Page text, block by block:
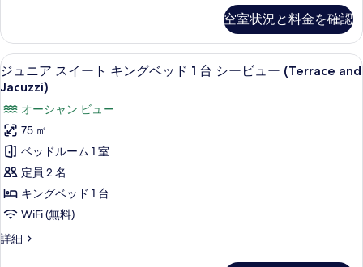
ル
コ
ニ
ー
シ
ー
ビ
ュ
ー
の
す
ム
ル
ー
ム
ル
コ
ニ
ー
シ
ビ
ュ
の
空室状況と料金を確認
ジ
ュ
ニ
ア
ス
イ
ー
ト
キ
7
ジュニア スイート キングベッド 1 台 シービュー (Terrace and
Jacuzzi)
オーシャン ビュー
75 ㎡
ベッドルーム 1 室
定員 2 名
キングベッド 1 台
WiFi (無料)
詳細
ジ